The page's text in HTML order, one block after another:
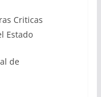
Criticas
Estado
de